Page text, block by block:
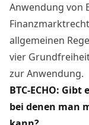
Anwendung von
allgemeinen
vier
zur Anwendung.
BTC-ECHO:
bei denen man